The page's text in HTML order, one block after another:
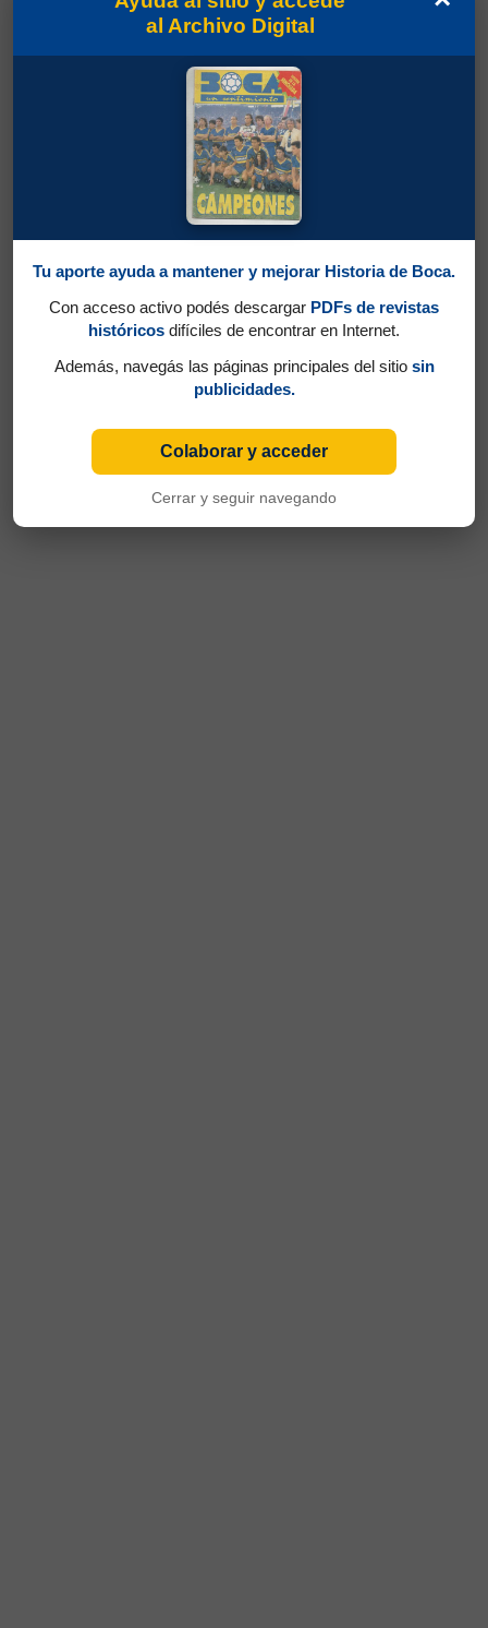
al Archivo Digital
Tu aporte ayuda a mantener y mejorar Historia de Boca.
Con acceso activo podés descargar PDFs de revistas
históricos difíciles de encontrar en Internet.
Además, navegás las páginas principales del sitio sin
publicidades.
Colaborar y acceder
Cerrar y seguir navegando